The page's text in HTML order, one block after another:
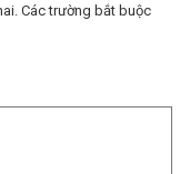
Các trường bắt buộc